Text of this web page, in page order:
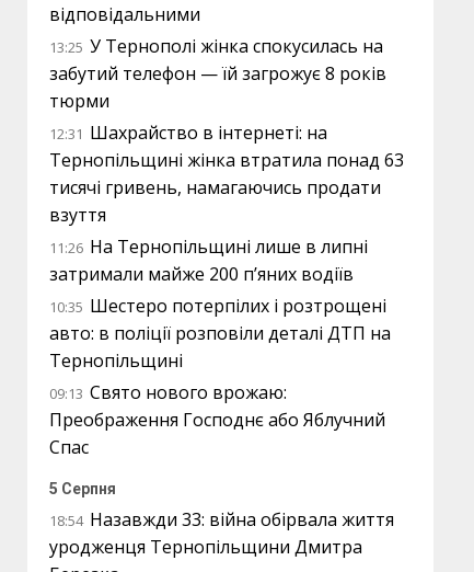
відповідальними
13:25 У Тернополі жінка спокусилась на
забутий телефон — їй загрожує 8 років
тюрми
12:31 Шахрайство в інтернеті: на
Тернопільщині жінка втратила понад 63
тисячі гривень, намагаючись продати
взуття
11:26 На Тернопільщині лише в липні
затримали майже 200 п’яних водіїв
10:35 Шестеро потерпілих і розтрощені
авто: в поліції розповіли деталі ДТП на
Тернопільщині
09:13 Свято нового врожаю:
Преображення Господнє або Яблучний
Спас
5 Серпня
18:54 Назавжди 33: війна обірвала життя
уродженця Тернопільщини Дмитра